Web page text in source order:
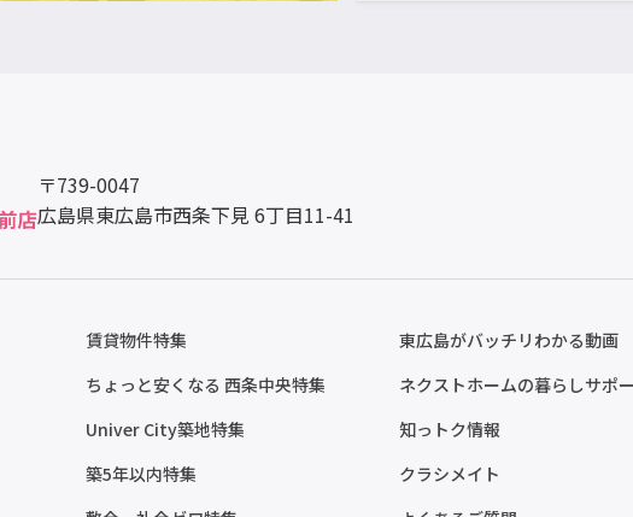
〒739-0047
広島県東広島市西条下見 6丁目11-41
賃貸物件特集
ちょっと安くなる 西条中央特集
Univer City築地特集
築5年以内特集
東広島がバッチリわかる動画
ネクストホームの暮らしサポ
知っトク情報
クラシメイト